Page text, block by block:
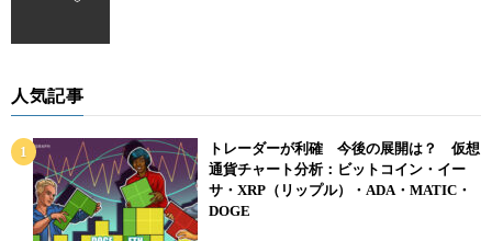
人気記事
トレーダーが利確 今後の展開は？ 仮想
通貨チャート分析：ビットコイン・イー
サ・XRP（リップル）・ADA・MATIC・
DOGE